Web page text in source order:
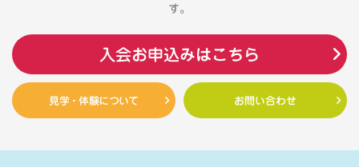
す。
入会お申込みはこちら
見学・体験について お問い合わせ